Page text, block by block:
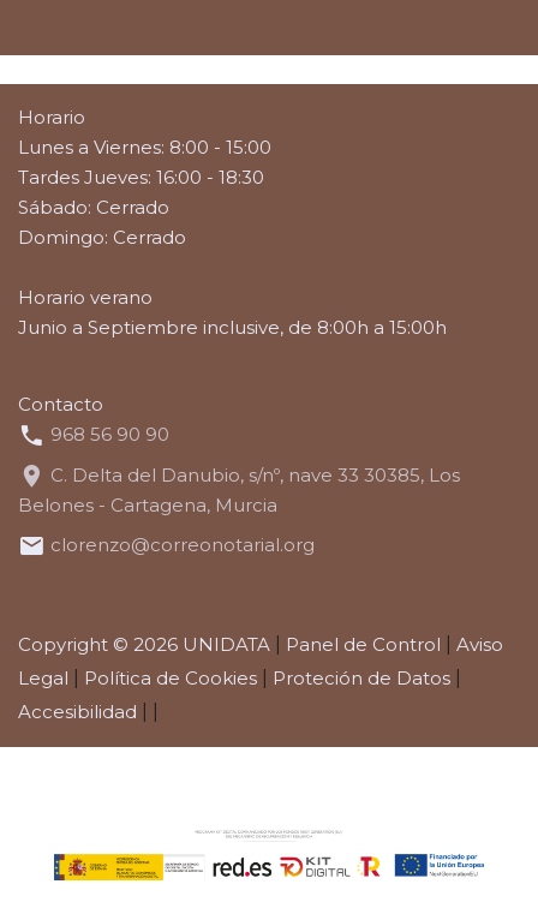
Horario
Lunes a Viernes: 8:00 - 15:00
Tardes Jueves: 16:00 - 18:30
Sábado: Cerrado
Domingo: Cerrado
Horario verano
Junio a Septiembre inclusive, de 8:00h a 15:00h
Contacto
968 56 90 90
C. Delta del Danubio, s/nº, nave 33 30385, Los
Belones - Cartagena, Murcia
clorenzo@correonotarial.org
Copyright © 2026 UNIDATA Panel de Control
Aviso
Legal
Política de Cookies Proteción de Datos
Accesibilidad